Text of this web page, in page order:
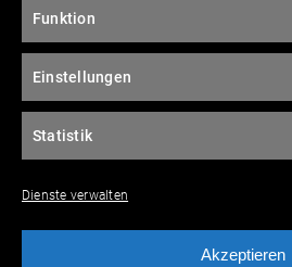
Funktion
Einstellungen
Statistik
Dienste verwalten
Akzeptieren
Bitte lasse die­ses Feld leer.